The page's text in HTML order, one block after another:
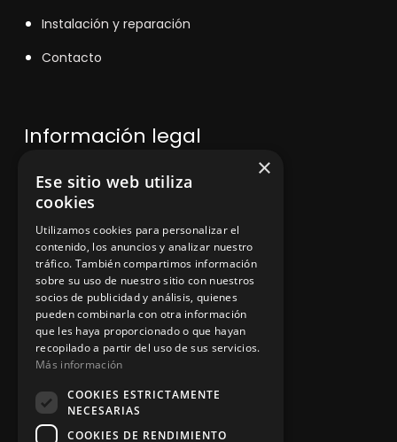
Instalación y reparación
Contacto
Información legal
Política de privacidad
Aviso legal
App Zine Hostelería
×
Ese sitio web utiliza
cookies
Utilizamos cookies para personalizar el
contenido, los anuncios y analizar nuestro
tráfico. También compartimos información
sobre su uso de nuestro sitio con nuestros
socios de publicidad y análisis, quienes
pueden combinarla con otra información
que les haya proporcionado o que hayan
recopilado a partir del uso de sus servicios.
Más información
COOKIES ESTRICTAMENTE
NECESARIAS
COOKIES DE RENDIMIENTO